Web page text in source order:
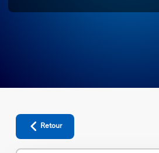
Retour